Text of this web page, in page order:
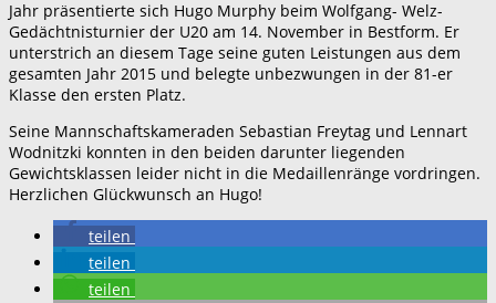
Jahr präsentierte sich Hugo Murphy beim Wolfgang- Welz-
Gedächtnisturnier der U20 am 14. November in Bestform. Er
unterstrich an diesem Tage seine guten Leistungen aus dem
gesamten Jahr 2015 und belegte unbezwungen in der 81-er
Klasse den ersten Platz.
Seine Mannschaftskameraden Sebastian Freytag und Lennart
Wodnitzki konnten in den beiden darunter liegenden
Gewichtsklassen leider nicht in die Medaillenränge vordringen.
Herzlichen Glückwunsch an Hugo!
teilen
teilen
teilen